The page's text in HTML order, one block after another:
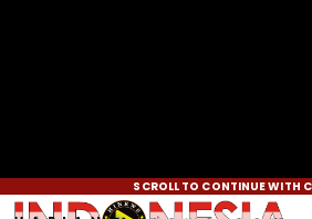
SCROLL TO CONTINUE WITH